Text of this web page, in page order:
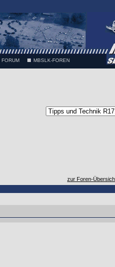
FORUM MBSLK-FOREN
zur Foren-